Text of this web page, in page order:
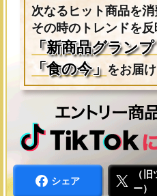
次なるヒット商品を消
その時のトレンドを
「新商品グラン
「食の今」をお届け
シェア
（
ー）